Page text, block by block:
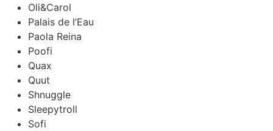
Oli&Carol
Palais de l’Eau
Paola Reina
Poofi
Quax
Quut
Shnuggle
Sleepytroll
Sofi